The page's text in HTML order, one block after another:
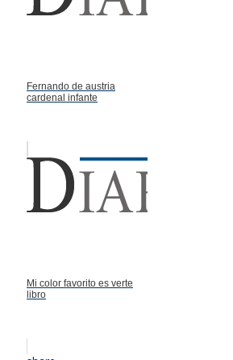
Fernando de austria
cardenal infante
Mi color favorito es verte
libro